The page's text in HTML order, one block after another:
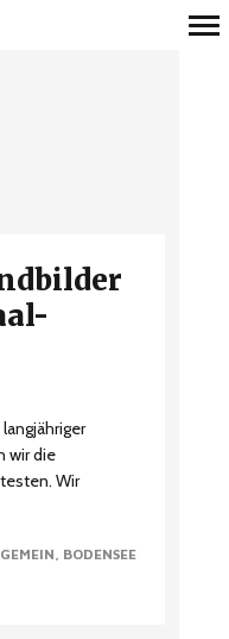
wir die
Wir
BODENSEE